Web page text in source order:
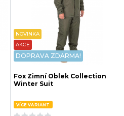
NOVINKA
AKCE
DOPRAVA ZDARMA!
Fox Zimní Oblek Collection
Winter Suit
VÍCE VARIANT